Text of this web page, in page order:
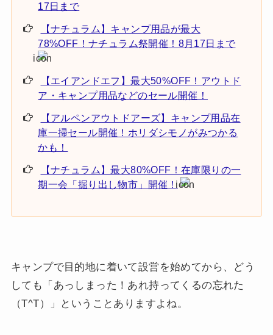
17日まで
【ナチュラム】キャンプ用品が最大
78%OFF！ナチュラム祭開催！8月17日まで
【エイアンドエフ】最大50%OFF！アウトド
ア・キャンプ用品などのセール開催！
【アルペンアウトドアーズ】キャンプ用品在
庫一掃セール開催！ホリダシモノがみつかる
かも！
【ナチュラム】最大80%OFF！在庫限りの一
期一会「掘り出し物市」開催！
キャンプで目的地に着いて設営を始めてから、どう
しても「 あっしまった！あれ持ってくるの忘れた
（T^T）
」ということありますよね。